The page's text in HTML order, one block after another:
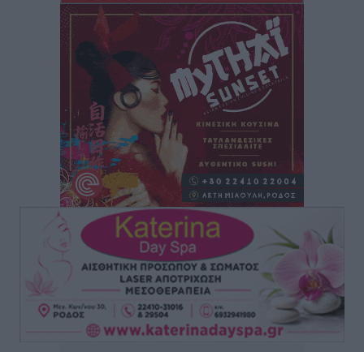
ΥΠΑΑΤ: 12,5 εκατ. ευρώ στις 13 Περιφέρειες για μέτρα
βιοασφάλειας
Τοπικές Ειδήσεις• πριν 15 ώρες
Ποιοι φοιτητές μπορούν να λάβουν ενίσχυση για
στέγη έως 2.500 ευρώ
Ειδήσεις • πριν 15 ώρες
«Γιατί οι Τούρκοι συρρέουν στα ελληνικά νησιά»:
Τουρκική εφημερίδα εξηγεί τους λόγους που οι
γείτονες προτιμούν την Ελλάδα για διακοπές
Τοπικές Ειδήσεις πριν 15 ώρες
«Μουσικό Ταξίδι στο Αιγαίο»: Η Ρόδος έγραψε μια
νέα σελίδα στον πολιτισμό
Πολιτιστικά πριν 15 ώρες